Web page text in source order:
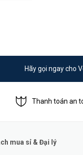
Hãy gọi ngay cho
Thanh toán an
mua sỉ & Đại lý